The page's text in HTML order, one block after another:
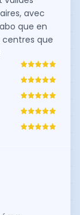
avec
que en
centres que